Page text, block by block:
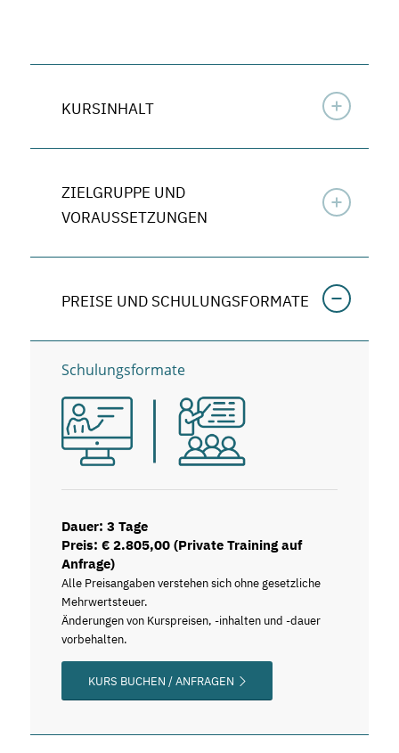
KURSINHALT
ZIELGRUPPE UND
VORAUSSETZUNGEN
PREISE UND SCHULUNGSFORMATE
Schulungsformate
Dauer: 3 Tage
Preis: € 2.805,00 (Private Training auf
Anfrage)
Alle Preisangaben verstehen sich ohne gesetzliche
Mehrwertsteuer.
Änderungen von Kurspreisen, -inhalten und -dauer
vorbehalten.
KURS BUCHEN / ANFRAGEN